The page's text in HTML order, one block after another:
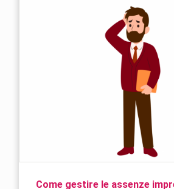
Come gestire le assenze